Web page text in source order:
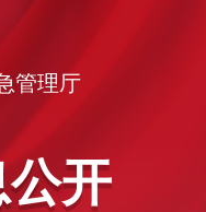
管理厅
开